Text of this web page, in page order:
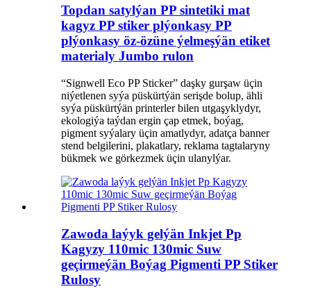
Topdan satylýan PP sintetiki mat
kagyz PP stiker plýonkasy PP
plýonkasy öz-özüne ýelmeşýän etiket
materialy Jumbo rulon
“Signwell Eco PP Sticker” daşky gurşaw üçin
niýetlenen syýa püskürtýän serişde bolup, ähli
syýa püskürtýän printerler bilen utgaşyklydyr,
ekologiýa taýdan ergin çap etmek, boýag,
pigment syýalary üçin amatlydyr, adatça banner
stend belgilerini, plakatlary, reklama tagtalaryny
bükmek we görkezmek üçin ulanylýar.
Zawoda laýyk gelýän Inkjet Pp
Kagyzy 110mic 130mic Suw
geçirmeýän Boýag Pigmenti PP Stiker
Rulosy